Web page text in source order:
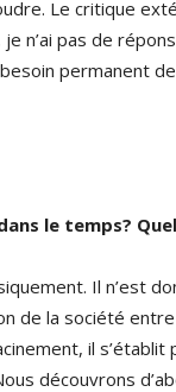
Le critique
n’ai pas de
permanent
le temps?
Il n’est
de la société
il
découvrons